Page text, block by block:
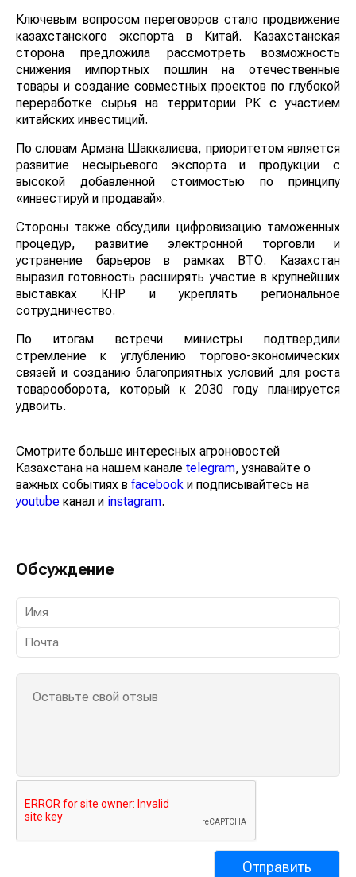
Ключевым вопросом переговоров стало продвижение
казахстанского экспорта в Китай. Казахстанская
сторона предложила рассмотреть возможность
снижения импортных пошлин на отечественные
товары и создание совместных проектов по глубокой
переработке сырья на территории РК с участием
китайских инвестиций.
По словам Армана Шаккалиева, приоритетом является
развитие несырьевого экспорта и продукции с
высокой добавленной стоимостью по принципу
«инвестируй и продавай».
Стороны также обсудили цифровизацию таможенных
процедур, развитие электронной торговли и
устранение барьеров в рамках ВТО. Казахстан
выразил готовность расширять участие в крупнейших
выставках КНР и укреплять региональное
сотрудничество.
По итогам встречи министры подтвердили
стремление к углублению торгово-экономических
связей и созданию благоприятных условий для роста
товарооборота, который к 2030 году планируется
удвоить.
Смотрите больше интересных агроновостей
Казахстана на нашем канале telegram, узнавайте о
важных событиях в facebook и подписывайтесь на
youtube канал и instagram.
Обсуждение